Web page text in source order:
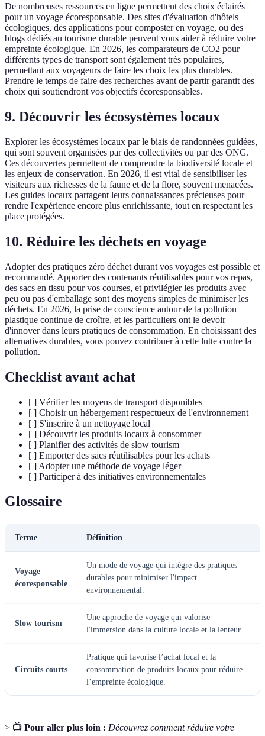
De nombreuses ressources en ligne permettent des choix éclairés
pour un voyage écoresponsable. Des sites d'évaluation d'hôtels
écologiques, des applications pour composter en voyage, ou des
blogs dédiés au tourisme durable peuvent vous aider à réduire votre
empreinte écologique. En 2026, les comparateurs de CO2 pour
différents types de transport sont également très populaires,
permettant aux voyageurs de faire les choix les plus durables.
Prendre le temps de faire des recherches avant de partir garantit des
choix qui soutiendront vos objectifs écoresponsables.
9. Découvrir les écosystèmes locaux
Explorer les écosystèmes locaux par le biais de randonnées guidées,
qui sont souvent organisées par des collectivités ou par des ONG.
Ces découvertes permettent de comprendre la biodiversité locale et
les enjeux de conservation. En 2026, il est vital de sensibiliser les
visiteurs aux richesses de la faune et de la flore, souvent menacées.
Les guides locaux partagent leurs connaissances précieuses pour
rendre l'expérience encore plus enrichissante, tout en respectant les
place protégées.
10. Réduire les déchets en voyage
Adopter des pratiques zéro déchet durant vos voyages est possible et
recommandé. Apporter des contenants réutilisables pour vos repas,
des sacs en tissu pour vos courses, et privilégier les produits avec
peu ou pas d'emballage sont des moyens simples de minimiser les
déchets. En 2026, la prise de conscience autour de la pollution
plastique continue de croître, et les particuliers ont le devoir
d'innover dans leurs pratiques de consommation. En choisissant des
alternatives durables, vous pouvez contribuer à cette lutte contre la
pollution.
Checklist avant achat
[ ] Vérifier les moyens de transport disponibles
[ ] Choisir un hébergement respectueux de l'environnement
[ ] S'inscrire à un nettoyage local
[ ] Découvrir les produits locaux à consommer
[ ] Planifier des activités de slow tourism
[ ] Emporter des sacs réutilisables pour les achats
[ ] Adopter une méthode de voyage léger
[ ] Participer à des initiatives environnementales
Glossaire
Terme Définition
Voyage
écoresponsable
Un mode de voyage qui intègre des pratiques
durables pour minimiser l'impact
environnemental.
Slow tourism
Une approche de voyage qui valorise
l'immersion dans la culture locale et la lenteur.
Circuits courts
Pratique qui favorise l’achat local et la
consommation de produits locaux pour réduire
l’empreinte écologique.
> 📺 Pour aller plus loin : Découvrez comment réduire votre